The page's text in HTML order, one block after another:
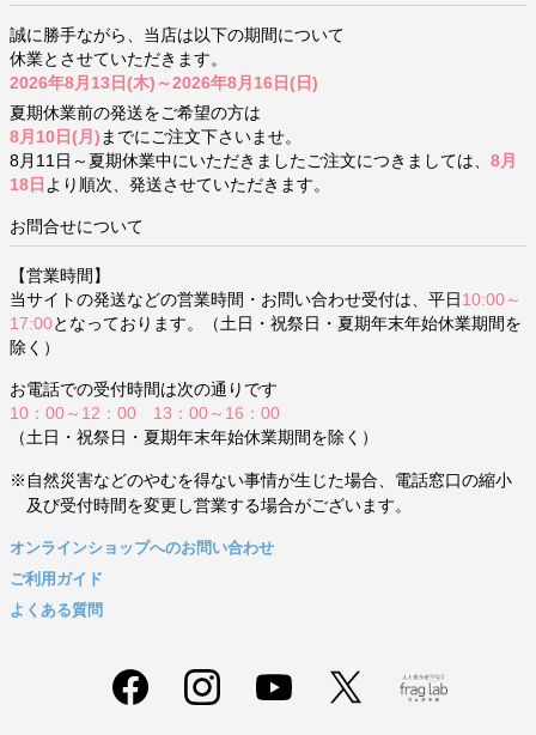
誠に勝手ながら、当店は以下の期間について
休業とさせていただきます。
2026年8月13日(木)～2026年8月16日(日)
夏期休業前の発送をご希望の方は
8月10日(月) までにご注文下さいませ。
8月11日～夏期休業中にいただきましたご注文につきましては、 8月
18日 より順次、発送させていただきます。
お問合せについて
【営業時間】
当サイトの発送などの営業時間・お問い合わせ受付は、平日 10:00～
17:00となっております。（土日・祝祭日・夏期年末年始休業期間を
除く）
お電話での受付時間は次の通りです
10：00～12：00 13：00～16：00
（土日・祝祭日・夏期年末年始休業期間を除く）
※自然災害などのやむを得ない事情が生じた場合、電話窓口の縮小
及び受付時間を変更し営業する場合がございます。
オンラインショップへのお問い合わせ
ご利用ガイド
よくある質問